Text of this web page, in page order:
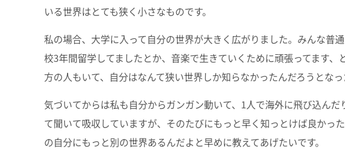
いる世界はとても狭く小さなものです。
私の場合、大学に入って自分の世界が大きく広がりました。みんな普
校3年間留学してましたとか、音楽で生きていくために頑張ってます
方の人もいて、自分はなんて狭い世界しか知らなかったんだろうとなっ
気づいてからは私も自分からガンガン動いて、1人で海外に飛び込ん
て聞いて吸収していますが、そのたびにもっと早く知っとけば良かっ
の自分にもっと別の世界あるんだよと早めに教えてあげたいです。